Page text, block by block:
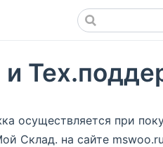
осуществляется при
Склад. на сайте